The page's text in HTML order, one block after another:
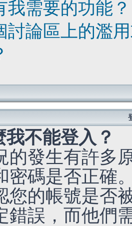
我需要的功能？
討論區上的濫
我不能登入？
的發生有許多
密碼是否正確
您的帳號是否
錯誤，而他們